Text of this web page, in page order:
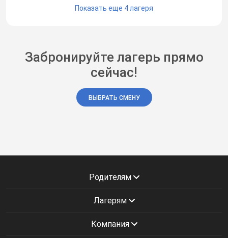
Показать еще 4 лагеря
Забронируйте лагерь прямо
сейчас!
ВЫБРАТЬ СМЕНУ
Родителям
Лагерям
Компания